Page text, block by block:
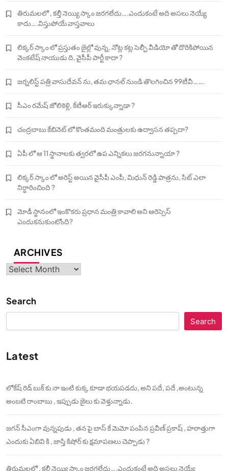
తిరుమలలో , కల్తీ నెయ్యి స్కాం జరగలేదు….ఎందుకంటే అది అసలు నెయ్యే
కాదు….విస్తుపోయే వాస్తవాలు
లిక్కర్ స్కాం లో ప్రస్తుతం జైల్లో వున్న, నోట్ల కట్ల సెల్ఫీ వీడియో తో దొరికిపోయిన
వెంకటేష్ నాయుడు ది, వైసీపీ పార్టీ కాదా ?
జర్నలిస్ట్ పత్రి వాసుదేవన్ ను, తమ ఛానల్ నుండి తొలగించిన 99టీవీ…….
సీఎం రమేష్ జోలికెళ్లి, కేటీఆర్ ఇరుక్కున్నాడా ?
చంద్రబాబు కేబినెట్ లో కొంతమంది మంత్రులకు ఉద్వాసన తప్పదా?
ఏపీ లో ఆ 11 స్థానాలకు త్వరలో ఉప ఎన్నికలు జరగనున్నాయా ?
లిక్కర్ స్కాం లో అరెస్ట్ అయిన వైసీపీ ఎంపీ, మిధున్ రెడ్డి పాత్రను, సిట్ ఎలా
నిర్ధారించింది ?
మోడీ స్థానంలో ఇంకొకరు ప్రధాన మంత్రి కావాలి అని ఆరెస్సెస్‌
ఎందుకనుకుంటోంది?
ARCHIVES
Archives
Search
Search
Latest
లోకేష్ రెడ్ బుక్ కు నా ఇంటి కుక్క కూడా భయపడదు, అని పదే, పదే ,అంటున్న
అంబటి రాంబాబు , ఇప్పుడు జైలు కు వెళ్తున్నాడు.
జగన్ సీఎంగా వున్నపుడు , తన పై బాస్ కే మెమో పంపిన ప్రవీణ్ ప్రకాష్ , హఠాత్తుగా
ఎందుకు ఏబివి కి , జాస్తి కిషోర్ కు క్షమాపణలు చెప్పాడు ?
తిరుమలలో , కల్తీ నెయ్యి స్కాం జరగలేదు….ఎందుకంటే అది అసలు నెయ్యే